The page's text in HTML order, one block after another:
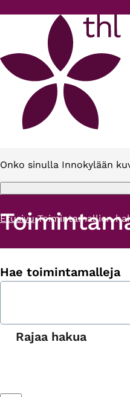
Onko sinulla Innokylään
Murupolku
Etusivu Toimintamallien
Hae toimintamalleja
Rajaa hakua